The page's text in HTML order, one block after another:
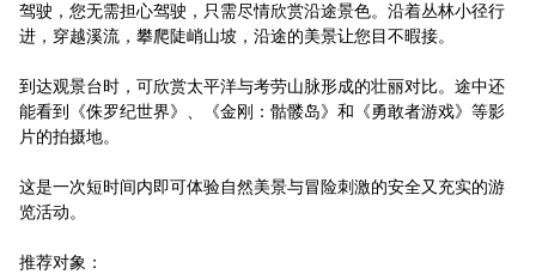
驾驶，您无需担心驾驶，只需尽情欣赏沿途景色。沿着丛林小径行
进，穿越溪流，攀爬陡峭山坡，沿途的美景让您目不暇接。
到达观景台时，可欣赏太平洋与考劳山脉形成的壮丽对比。途中还
能看到《侏罗纪世界》、《金刚：骷髅岛》和《勇敢者游戏》等影
片的拍摄地。
这是一次短时间内即可体验自然美景与冒险刺激的安全又充实的游
览活动。
推荐对象：